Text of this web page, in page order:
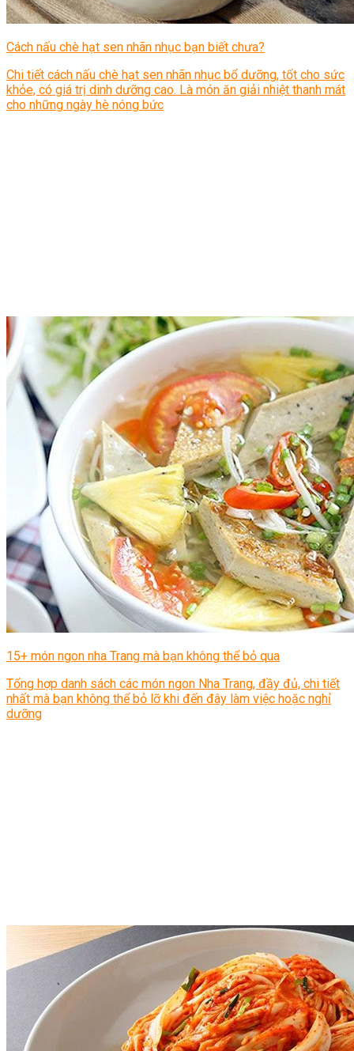
Cách nấu chè hạt sen nhãn nhục bạn biết chưa?
Chi tiết cách nấu chè hạt sen nhãn nhục bổ dưỡng, tốt cho sức
khỏe, có giá trị dinh dưỡng cao. Là món ăn giải nhiệt thanh mát
cho những ngày hè nóng bức
15+ món ngon nha Trang mà bạn không thể bỏ qua
Tổng hợp danh sách các món ngon Nha Trang, đầy đủ, chi tiết
nhất mà bạn không thể bỏ lỡ khi đến đây làm việc hoặc nghỉ
dưỡng